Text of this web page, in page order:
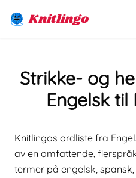
Knitlingo
Strikke- og
Engelsk til
Knitlingos ordliste fra
av en omfattende,
termer på engelsk,